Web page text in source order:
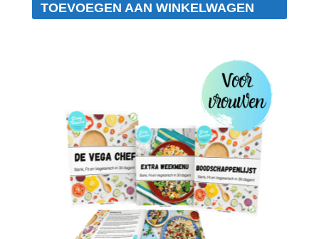
TOEVOEGEN AAN WINKELWAGEN